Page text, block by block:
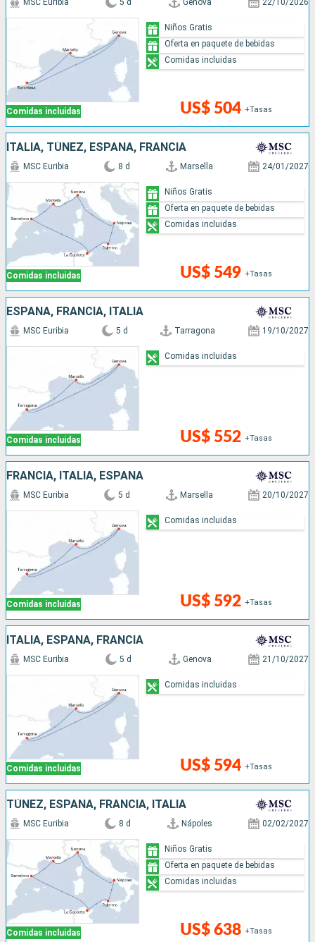
Comidas incluidas
MSC Euribia 5 d Genova 22/10/2026
US$ 504 +Tasas
Niños Gratis
Oferta en paquete de bebidas
Comidas incluidas
ITALIA, TÚNEZ, ESPAÑA, FRANCIA
Comidas incluidas
MSC Euribia 8 d Marsella 24/01/2027
US$ 549 +Tasas
Niños Gratis
Oferta en paquete de bebidas
Comidas incluidas
ESPAÑA, FRANCIA, ITALIA
Comidas incluidas
MSC Euribia 5 d Tarragona 19/10/2027
US$ 552 +Tasas
Comidas incluidas
FRANCIA, ITALIA, ESPAÑA
Comidas incluidas
MSC Euribia 5 d Marsella 20/10/2027
US$ 592 +Tasas
Comidas incluidas
ITALIA, ESPAÑA, FRANCIA
Comidas incluidas
MSC Euribia 5 d Genova 21/10/2027
US$ 594 +Tasas
Comidas incluidas
TÚNEZ, ESPAÑA, FRANCIA, ITALIA
Comidas incluidas
MSC Euribia 8 d Nápoles 02/02/2027
US$ 638 +Tasas
Niños Gratis
Oferta en paquete de bebidas
Comidas incluidas